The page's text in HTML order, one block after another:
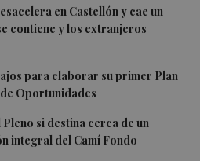
en Castellón y cae un
contiene y los extranjeros
para elaborar su primer Plan
Oportunidades
si destina cerca de un
integral del Camí Fondo